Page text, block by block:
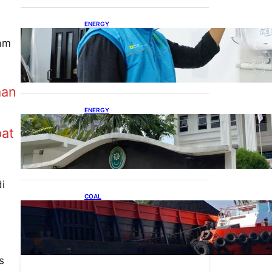
ENERGY
Ada 21.865 Pelanggan Baru
Gunakan Home Charging
Services PLN
ENERGY
Koalisi Bersihkan Indonesia
Ajukan Banding atas
Putusan Gugatan RUPTL
COAL
Lelang Batubara Sitaan,
Negara Dapat Lebih dari Rp
20 Miliar